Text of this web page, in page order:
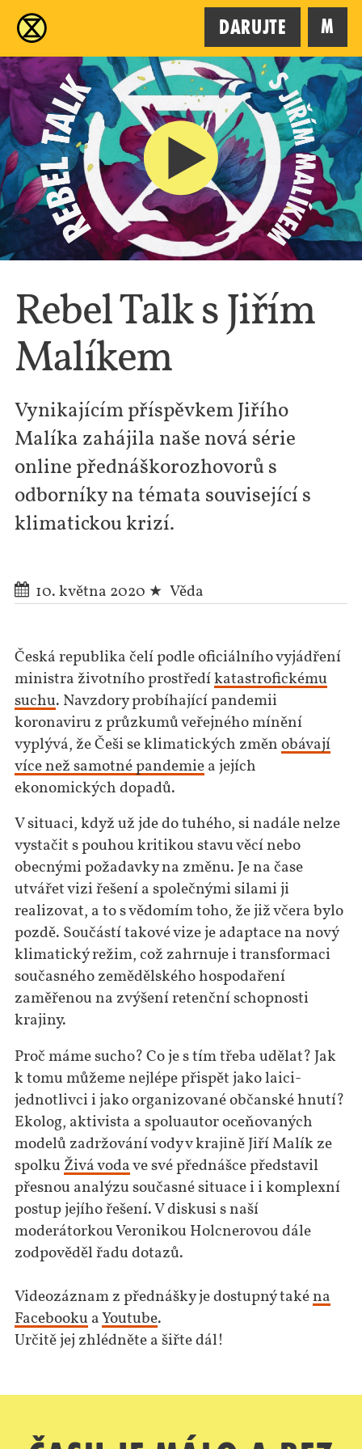
Darujte M
Rebel Talk s Jiřím
Malíkem
Vynikajícím příspěvkem Jiřího
Malíka zahájila naše nová série
online přednáškorozhovorů s
odborníky na témata související s
klimatickou krizí.
10. května 2020 Věda
Česká republika čelí podle oficiálního vyjádření
ministra životního prostředíkatastrofickému
suchu. Navzdory probíhající pandemii
koronaviru z průzkumů veřejného mínění
vyplývá, že Češi se klimatických změnobávají
více než samotné pandemiea jejích
ekonomických dopadů.
V situaci, když už jde do tuhého, si nadále nelze
vystačit s pouhou kritikou stavu věcí nebo
obecnými požadavky na změnu. Je na čase
utvářet vizi řešení a společnými silami ji
realizovat, a to s vědomím toho, že již včera bylo
pozdě. Součástí takové vize je adaptace na nový
klimatický režim, což zahrnuje i transformaci
současného zemědělského hospodaření
zaměřenou na zvýšení retenční schopnosti
krajiny.
Proč máme sucho? Co je s tím třeba udělat? Jak
k tomu můžeme nejlépe přispět jako laici-
jednotlivci i jako organizované občanské hnutí?
Ekolog, aktivista a spoluautor oceňovaných
modelů zadržování vody v krajině Jiří Malík ze
spolku Živá vodave své přednášce představil
přesnou analýzu současné situace i i komplexní
postup jejího řešení. V diskusi s naší
moderátorkou Veronikou Holcnerovou dále
zodpověděl řadu dotazů.
Videozáznam z přednášky je dostupný takéna
Facebooku aYoutube.
Určitě jej zhlédněte a šiřte dál!